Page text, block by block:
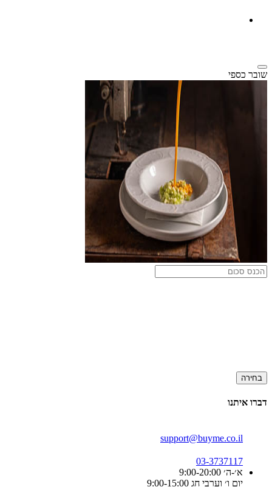
שובר כספי
בחירה
דברו איתנו
support@buyme.co.il
03-3737117
א׳-ה׳ 9:00-20:00
יום ו׳ וערבי חג 9:00-15:00